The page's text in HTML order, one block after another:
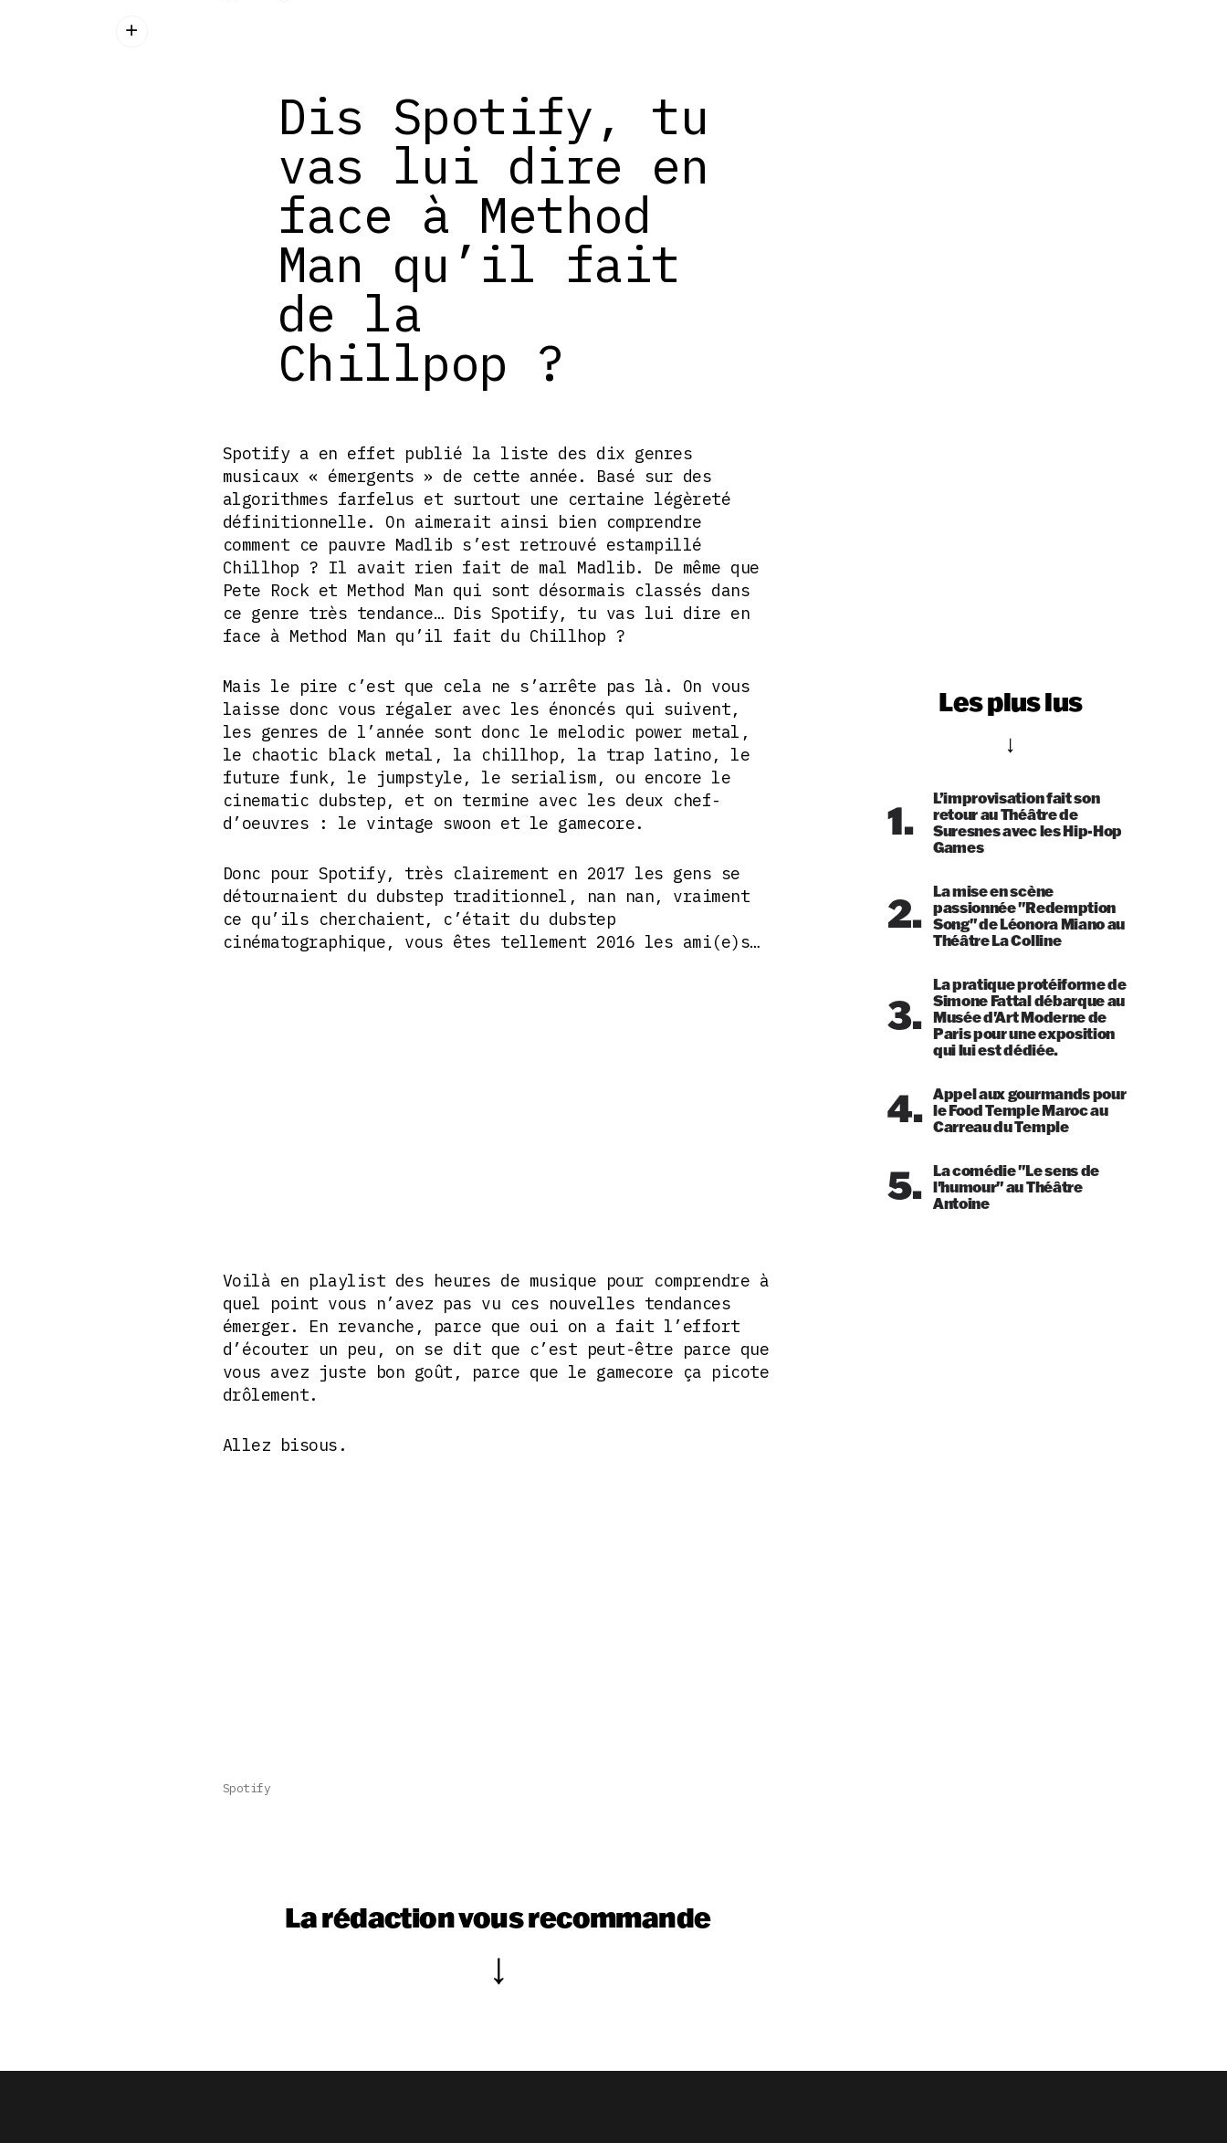
Dis Spotify, tu
vas lui dire en
face à Method
Man qu’il fait
de la
Chillpop ?
Spotify a en effet publié la liste des dix genres
musicaux « émergents » de cette année. Basé sur des
algorithmes farfelus et surtout une certaine légèreté
définitionnelle. On aimerait ainsi bien comprendre
comment ce pauvre Madlib s’est retrouvé estampillé
Chillhop ? Il avait rien fait de mal Madlib. De même que
Pete Rock et Method Man qui sont désormais classés dans
ce genre très tendance… Dis Spotify, tu vas lui dire en
face à Method Man qu’il fait du Chillhop ?
Mais le pire c’est que cela ne s’arrête pas là. On vous
laisse donc vous régaler avec les énoncés qui suivent,
les genres de l’année sont donc le melodic power metal,
le chaotic black metal, la chillhop, la trap latino, le
future funk, le jumpstyle, le serialism, ou encore le
cinematic dubstep, et on termine avec les deux chef-
d’oeuvres : le vintage swoon et le gamecore.
Donc pour Spotify, très clairement en 2017 les gens se
détournaient du dubstep traditionnel, nan nan, vraiment
ce qu’ils cherchaient, c’était du dubstep
cinématographique, vous êtes tellement 2016 les ami(e)s…
Voilà en playlist des heures de musique pour comprendre à
quel point vous n’avez pas vu ces nouvelles tendances
émerger. En revanche, parce que oui on a fait l’effort
d’écouter un peu, on se dit que c’est peut-être parce que
vous avez juste bon goût, parce que le gamecore ça picote
drôlement.
Allez bisous.
Spotify
La rédaction vous recommande
Les plus lus
1.
L’improvisation fait son
retour au Théâtre de
Suresnes avec les Hip-Hop
Games
2. La mise en scène
passionnée "Redemption
Song" de Léonora Miano au
Théâtre La Colline
3.
La pratique protéiforme de
Simone Fattal débarque au
Musée d'Art Moderne de
Paris pour une exposition
qui lui est dédiée.
4. Appel aux gourmands pour
le Food Temple Maroc au
Carreau du Temple
5. La comédie "Le sens de
l'humour" au Théâtre
Antoine